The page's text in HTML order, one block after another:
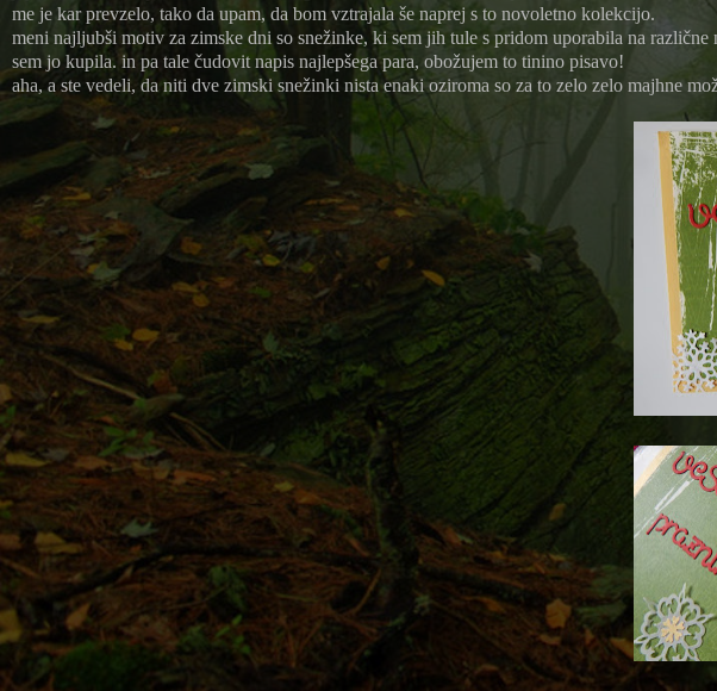
me je kar prevzelo, tako da upam, da bom vztrajala še naprej s to novoletno kolekcijo.
meni najljubši motiv za zimske dni so snežinke, ki sem jih tule s pridom uporabila na
sem jo kupila. in pa tale čudovit napis najlepšega para, obožujem to tinino pisavo!
aha, a ste vedeli, da niti dve zimski snežinki nista enaki oziroma so za to zelo zelo majhne